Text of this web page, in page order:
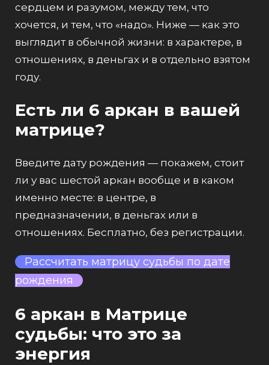
сердцем и разумом, между тем, что
хочется, и тем, что «надо». Ниже — как это
выглядит в обычной жизни: в характере, в
отношениях, в деньгах и в отдельно взятом
году.
Есть ли 6 аркан в вашей
матрице?
Введите дату рождения — покажем, стоит
ли у вас шестой аркан вообще и в каком
именно месте: в центре, в
предназначении, в деньгах или в
отношениях. Бесплатно, без регистрации.
Рассчитать матрицу судьбы по дате
рождения
6 аркан в Матрице
судьбы: что это за
энергия